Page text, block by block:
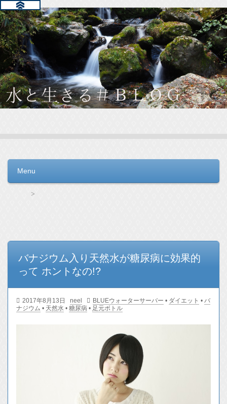
Menu
コンテンツへ移動
バナジウム入り天然水が糖尿病に効果的
って ホントなの!?
2017年8月13日 neel BLUEウォーターサーバー • ダイエット • バ
ナジウム • 天然水 • 糖尿病 • 足元ボトル